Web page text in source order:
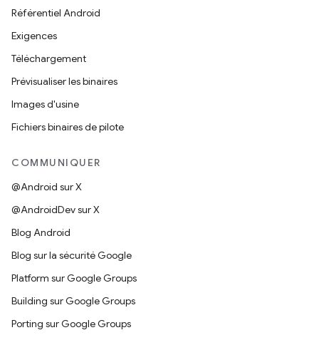
Référentiel Android
Exigences
Téléchargement
Prévisualiser les binaires
Images d'usine
Fichiers binaires de pilote
COMMUNIQUER
@Android sur X
@AndroidDev sur X
Blog Android
Blog sur la sécurité Google
Platform sur Google Groups
Building sur Google Groups
Porting sur Google Groups